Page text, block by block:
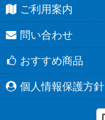
ご利用案内
問い合わせ
おすすめ商品
個人情報保護方針